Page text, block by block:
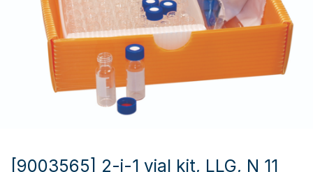
[9003565] 2-i-1 vial kit, LLG, N 11